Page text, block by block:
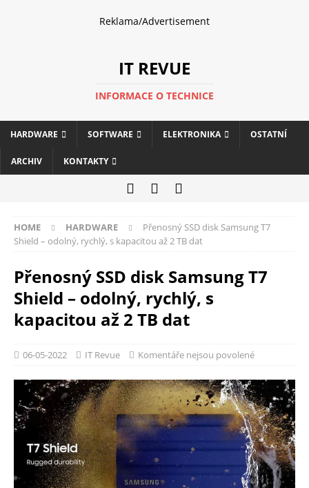
Reklama/Advertisement
IT REVUE
INFORMACE O TECHNICE
HARDWARE SOFTWARE ELEKTRONIKA OSTATNÍ
ARCHIV KONTAKTY
HOME HARDWARE
Přenosný SSD disk Samsung T7
Shield – odolný, rychlý, s kapacitou až 2 TB dat
Přenosný SSD disk Samsung T7
Shield – odolný, rychlý, s
kapacitou až 2 TB dat
06-05-2022 IT Revue Komentáře nejsou povolené